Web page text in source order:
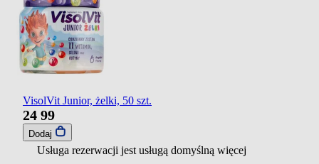
VisolVit Junior, żelki, 50 szt.
24 99
Dodaj
Usługa rezerwacji jest usługą domyślną więcej